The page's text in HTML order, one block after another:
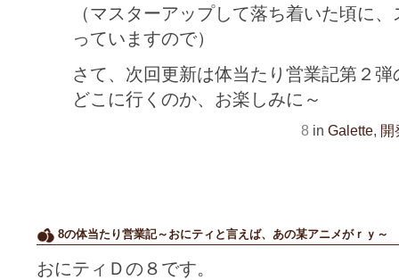
（マスターアップして落ち着いた頃に
っていますので）
さて、次回更新は体当たり営業記第２弾
どこに行くのか、お楽しみに～
8 in Galette, 開
8の体当たり営業記～おにティと言えば、あの某アニメがｒｙ～
おにティＤの８です。